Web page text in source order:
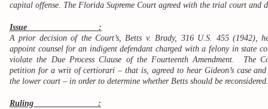
capital offense. The Florida Supreme Court agreed with the trial court and
Issue :
A prior decision of the Court’s, Betts v. Brady, 316 U.S. 455 (1942),
appoint counsel for an indigent defendant charged with a felony in state
violate the Due Process Clause of the Fourteenth Amendment. The
petition for a writ of certiorari – that is, agreed to hear Gideon’s case
the lower court – in order to determine whether Betts should be reconsidered.
Ruling :